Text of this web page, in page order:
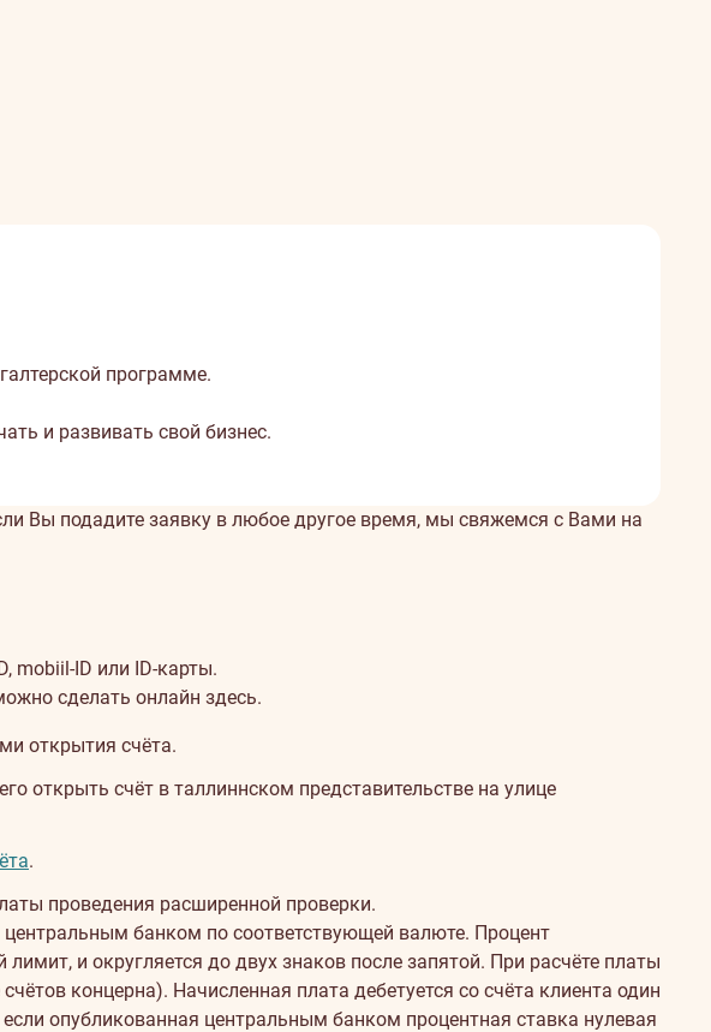
программе.
и развивать свой бизнес.
Вы подадите заявку в любое другое время, мы свяжемся с Вами на
mobiil-ID или ID-карты.
сделать онлайн здесь.
открытия счёта.
открыть счёт в таллиннском представительстве на улице
.
проведения расширенной проверки.
банком по соответствующей валюте. Процент
и округляется до двух знаков после запятой. При расчёте платы
концерна). Начисленная плата дебетуется со счёта клиента один
опубликованная центральным банком процентная ставка нулевая